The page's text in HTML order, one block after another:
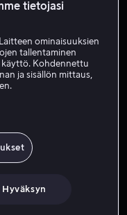
tietojasi
ominaisuuksien
tallentaminen
käyttö. Kohdennettu
ja sisällön mittaus,
Hyväksyn